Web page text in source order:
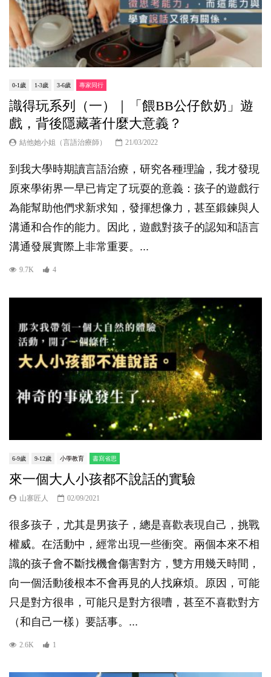
0-1歲 1-3歲 3-6歲 專家同行
識得玩系列（一）｜「餵BB公仔飲奶」遊
戲，背後隱藏著什麼大意義？
結他她小姐（言語治療師） 21/03/2022
到我大學時期讀言語治療，研究各種理論，我才發現
原來學術界一早已肯定了玩耍的意義：孩子的遊戲行
為能幫助他們求新求知，發揮想像力，甚至鍛鍊與人
溝通和合作的能力。因此，遊戲對孩子的認知和語言
溝通發展實際上非常重要。...
9.7K 4
6-9歲 9-12歲 小學教育 書寫省思
來一個大人小孩都不說話的實驗
山寨匠人 02/09/2021
很多孩子，尤其是男孩子，總是喜歡表現自己，挑戰
權威。在活動中，經常出現一些衝突。兩個本來不相
識的孩子會不斷找機會傷害對方，雙方用幾天時間，
向一個活動後根本不會再見的人找麻煩。原因，可能
只是對方很串，可能只是對方很嘈，甚至不喜歡對方
（和自己一樣）要話事。...
2.6K 1